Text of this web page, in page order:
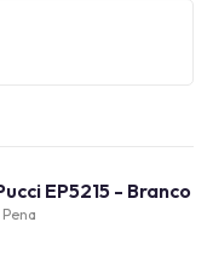
Óculos de Grau Emilio Pucci EP5215 - Branco